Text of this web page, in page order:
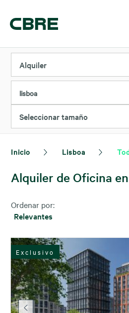
Alquiler
lisboa
Seleccionar tamaño
Inicio Lisboa
Alquiler de Oficina
Ordenar por:
Relevantes
Exclusivo